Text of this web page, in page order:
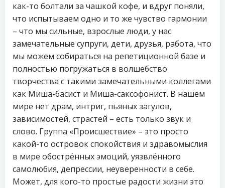
как-то болтали за чашкой кофе, и вдруг поняли,
что испытываем одно и то же чувство гармонии
– что мы сильные, взрослые люди, у нас
замечательные супруги, дети, друзья, работа, что
мы можем собираться на репетиционной базе и
полностью погружаться в волшебство
творчества с такими замечательными коллегами
как Миша-басист и Миша-саксофонист. В нашем
мире нет драм, интриг, пьяных загулов,
зависимостей, страстей – есть только звук и
слово. Группа «Происшествие» – это просто
какой-то островок спокойствия и здравомыслия
в мире обострённых эмоций, уязвлëнного
самолюбия, депрессии, неуверенности в себе.
Может, для кого-то простые радости жизни это